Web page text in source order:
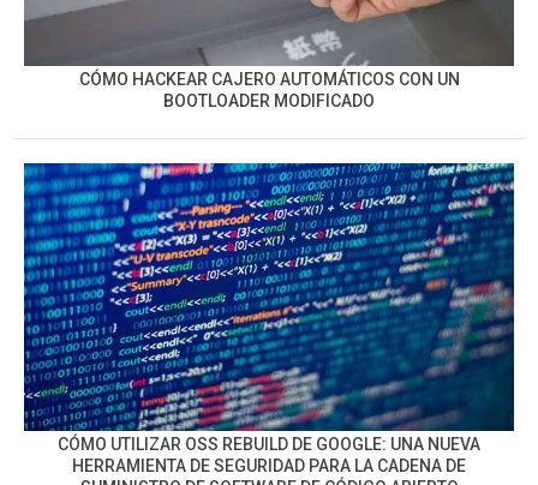
CÓMO HACKEAR CAJERO AUTOMÁTICOS CON UN
BOOTLOADER MODIFICADO
CÓMO UTILIZAR OSS REBUILD DE GOOGLE: UNA NUEVA
HERRAMIENTA DE SEGURIDAD PARA LA CADENA DE